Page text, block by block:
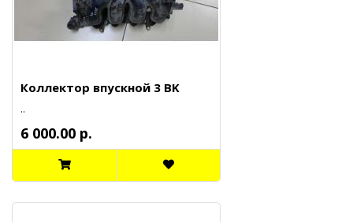
Коллектор впускной 3 BK
..
6 000.00 р.